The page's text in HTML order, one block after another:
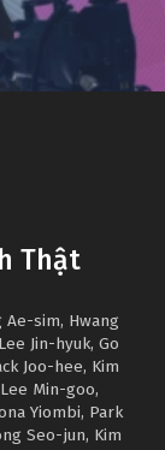
Thật
Ae-sim, Hwang
Lee Jin-hyuk,Go
Joo-hee, Kim
Lee Min-goo,
Yiombi, Park
Seo-jun, Kim